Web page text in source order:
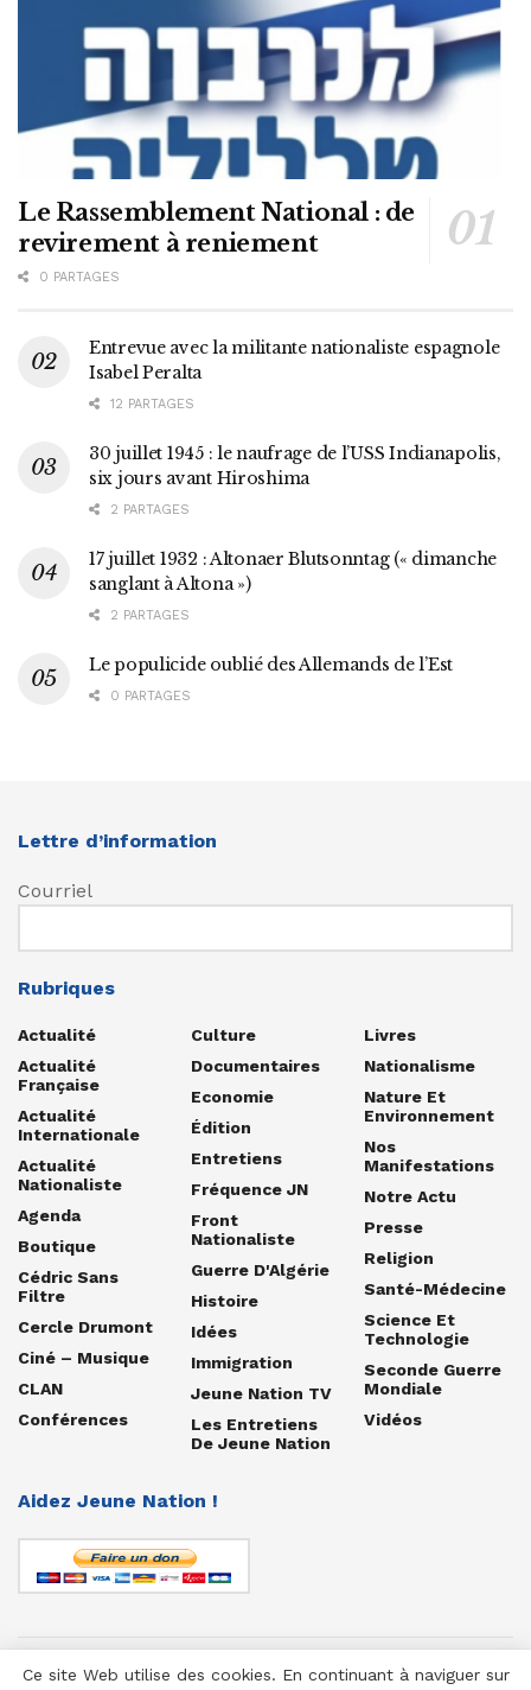
Le Rassemblement National : de
revirement à reniement
0 PARTAGES
Entrevue avec la militante nationaliste espagnole
Isabel Peralta
12 PARTAGES
30 juillet 1945 : le naufrage de l’USS Indianapolis,
six jours avant Hiroshima
2 PARTAGES
17 juillet 1932 : Altonaer Blutsonntag (« dimanche
sanglant à Altona »)
2 PARTAGES
Le populicide oublié des Allemands de l’Est
0 PARTAGES
Lettre d’information
Courriel
Rubriques
Actualité
Actualité
Française
Actualité
Internationale
Actualité
Nationaliste
Agenda
Boutique
Cédric Sans
Filtre
Cercle Drumont
Ciné – Musique
CLAN
Conférences
Culture
Documentaires
Economie
Édition
Entretiens
Fréquence JN
Front
Nationaliste
Guerre D'Algérie
Histoire
Idées
Immigration
Jeune Nation TV
Les Entretiens
De Jeune Nation
Livres
Nationalisme
Nature Et
Environnement
Nos
Manifestations
Notre Actu
Presse
Religion
Santé-Médecine
Science Et
Technologie
Seconde Guerre
Mondiale
Vidéos
Aidez Jeune Nation !
Ce site Web utilise des cookies. En continuant à naviguer sur